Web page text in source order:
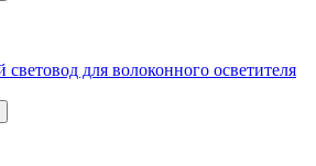
для волоконного осветителя